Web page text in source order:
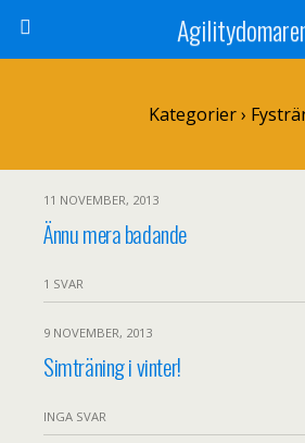
Kategorier ›
11 NOVEMBER, 2013
Ännu mera badande
1 SVAR
9 NOVEMBER, 2013
Simträning i vinter!
INGA SVAR